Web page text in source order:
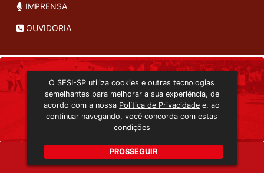
IMPRENSA
OUVIDORIA
TRANSMISSÃO ON-LINE
EDITORA SESI-SP
CONSULTA AO ACERVO
Copyright 2026 © Todos os direitos reservados. -
O SESI-SP utiliza cookies e outras tecnologias
semelhantes para melhorar a sua experiência, de
acordo com a nossa Política de Privacidade e, ao
continuar navegando, você concorda com estas
condições
PROSSEGUIR